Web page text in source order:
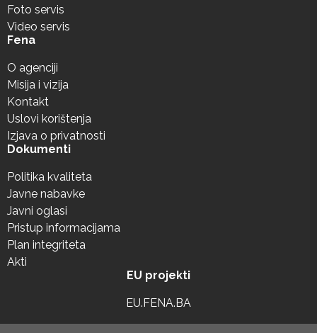
Foto servis
Video servis
Fena
O agenciji
Misija i vizija
Kontakt
Uslovi korištenja
Izjava o privatnosti
Dokumenti
Politika kvaliteta
Javne nabavke
Javni oglasi
Pristup informacijama
Plan integriteta
Akti
EU projekti
EU.FENA.BA